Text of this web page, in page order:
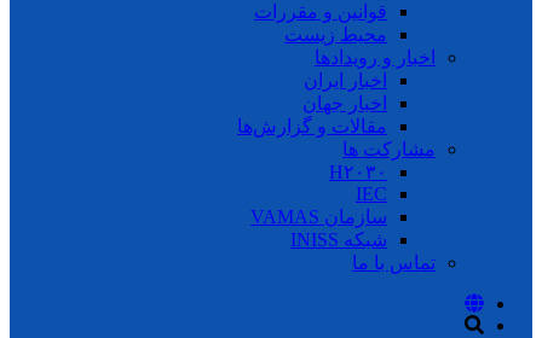
قوانین و مقررات
محیط زیست
اخبار و رویدادها
اخبار ایران
اخبار جهان
مقالات و گزارش‌ها
مشارکت ها
H۲۰۳۰
IEC
سازمان VAMAS
شبکه INISS
تماس با ما